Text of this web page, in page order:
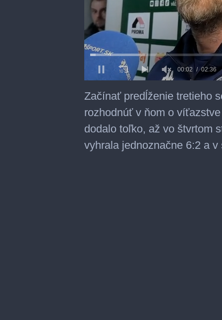
of
2
minutes,
36
seconds
Začínať predĺženie tretieho
rozhodnúť v ňom o
dodalo toľko, až vo štvrtom
vyhrala jednoznačne 6:2 a v